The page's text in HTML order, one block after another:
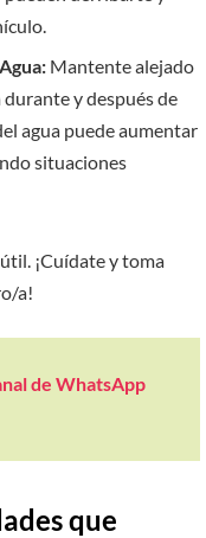
Mantente alejado
y después de
agua puede aumentar
situaciones
¡Cuídate y toma
a!
de WhatsApp
que